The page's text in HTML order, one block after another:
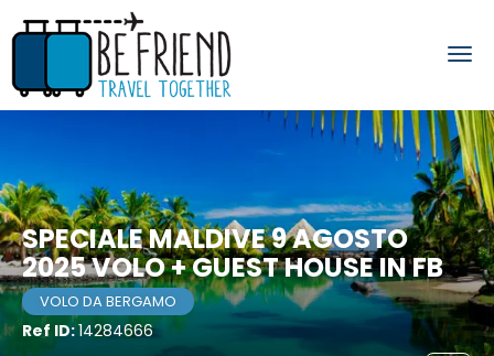
SPECIALE MALDIVE 9 AGOSTO
2025 VOLO + GUEST HOUSE IN FB
VOLO DA BERGAMO
Ref ID:14284666